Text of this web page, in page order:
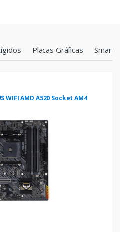
Placas Gráficas
WIFI AMD A520 Socket AM4